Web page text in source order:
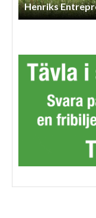
Henriks